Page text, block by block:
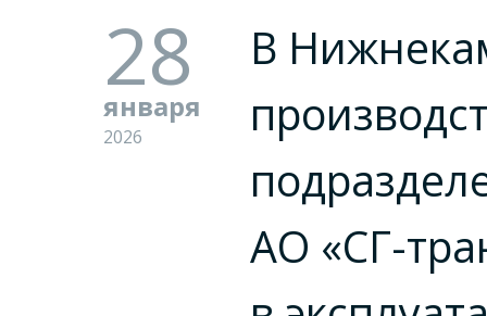
28
января
2026
В
АО «СГ-